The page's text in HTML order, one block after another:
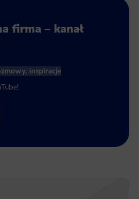
firma – kanał
inspiracje